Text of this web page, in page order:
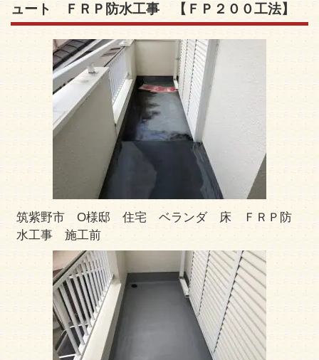
ュート ＦＲＰ防水工事 【ＦＰ２００工法】
筑紫野市 O様邸 住宅 ベランダ 床 ＦＲＰ防
水工事 施工前